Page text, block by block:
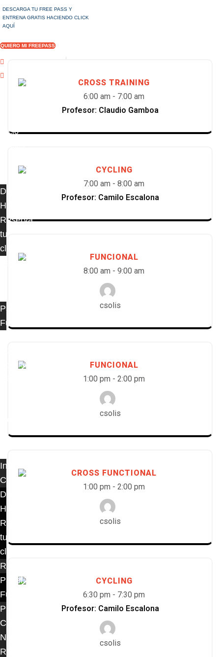
DESCARGA TU FREE PASS Y
ENTRENA GRATIS HACIENDO CLICK
AQUÍ
QUIERO MI FREEPASS
+56 9 8372 4477
Inicio
Descripción
Horarios
Reserva
tu
clase
Reservas
Pádel
Fútbol
Noticias
Inicio
Clases
Descripción
Horarios
Reserva
tu
clase
Reservas
Pádel
Fútbol
Planes
Contacto
Noticias
Regístrate
By csolis
CROSS TRAINING
6:00 am - 7:00 am
Profesor: Claudio Gamboa
CYCLING
7:00 am - 8:00 am
Profesor: Camilo Escalona
FUNCIONAL
8:00 am - 9:00 am
csolis
FUNCIONAL
1:00 pm - 2:00 pm
csolis
CROSS FUNCTIONAL
1:00 pm - 2:00 pm
csolis
CYCLING
6:30 pm - 7:30 pm
Profesor: Camilo Escalona
csolis